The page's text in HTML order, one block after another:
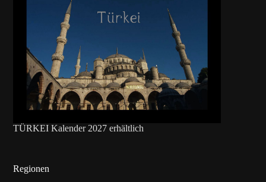
TÜRKEI Kalender 2027 erhältlich
Regionen